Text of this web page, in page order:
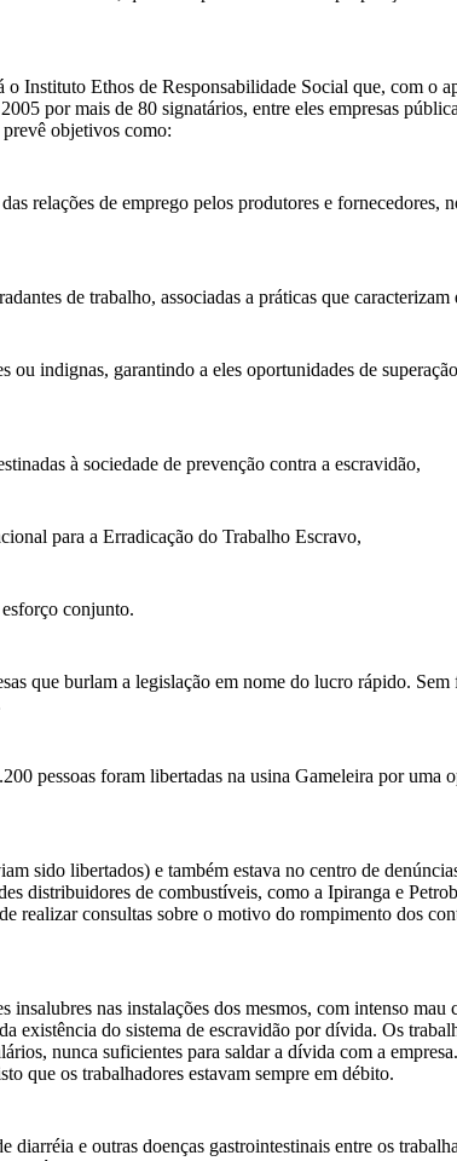
Instituto Ethos de Responsabilidade Social que, com o
por mais de 80 signatários, entre eles empresas
objetivos como:
relações de emprego pelos produtores e fornecedores,
de trabalho, associadas a práticas que caracterizam
indignas, garantindo a eles oportunidades de
à sociedade de prevenção contra a escravidão,
para a Erradicação do Trabalho Escravo,
conjunto.
que burlam a legislação em nome do lucro rápido.
pessoas foram libertadas na usina Gameleira por uma
sido libertados) e também estava no centro de
distribuidores de combustíveis, como a Ipiranga e
realizar consultas sobre o motivo do rompimento dos
nas instalações dos mesmos, com intenso mau
existência do sistema de escravidão por dívida. Os
nunca suficientes para saldar a dívida com a
que os trabalhadores estavam sempre em débito.
e outras doenças gastrointestinais entre os